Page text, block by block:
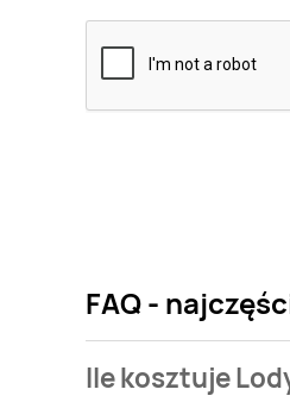
FAQ -
Ile kosztuje